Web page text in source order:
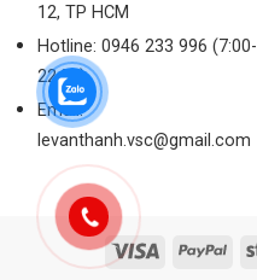
12, TP HCM
Hotline: 0946 233 996 (7:00-
22:00)
Email:
levanthanh.vsc@gmail.com